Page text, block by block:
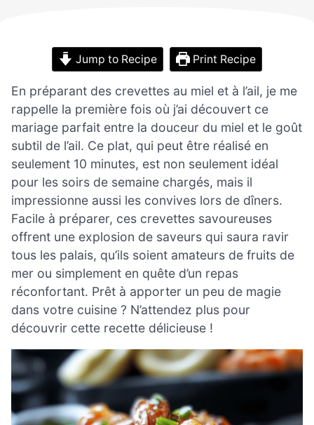
Jump to Recipe Print Recipe
En préparant des crevettes au miel et à l’ail, je me
rappelle la première fois où j’ai découvert ce
mariage parfait entre la douceur du miel et le goût
subtil de l’ail. Ce plat, qui peut être réalisé en
seulement 10 minutes, est non seulement idéal
pour les soirs de semaine chargés, mais il
impressionne aussi les convives lors de dîners.
Facile à préparer, ces crevettes savoureuses
offrent une explosion de saveurs qui saura ravir
tous les palais, qu’ils soient amateurs de fruits de
mer ou simplement en quête d’un repas
réconfortant. Prêt à apporter un peu de magie
dans votre cuisine ? N’attendez plus pour
découvrir cette recette délicieuse !